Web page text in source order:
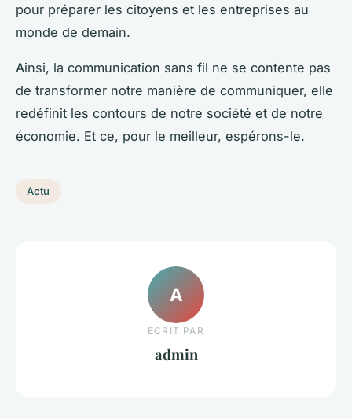
pour préparer les citoyens et les entreprises au
monde de demain.
Ainsi, la communication sans fil ne se contente pas
de transformer notre manière de communiquer, elle
redéfinit les contours de notre société et de notre
économie. Et ce, pour le meilleur, espérons-le.
Actu
A
ECRIT PAR
admin